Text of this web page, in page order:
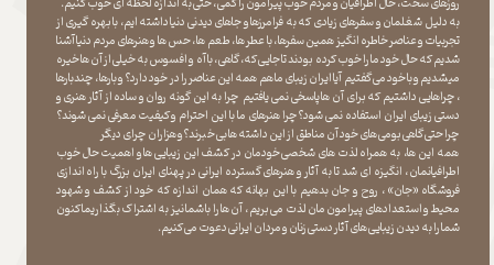
روزهای سخت ، حال اطرافیان و مردم خوب پیرامون را کمی ، حتی به اندازه لحظه ای خوب کنیم.
به دلیل شغلمان و سفرهای زیادی که به فرامرزها و جاهای دیدنی دنیا داشته ایم، با بهره گیری از
تجربیات و عناصر خاطره انگیز همین سفرها ، با عطر ها ، طعم ها ، حس ها و هنرهای مردم دنیا آشنا
شدیم که حال خود ما را خوب کرده بودند تا جایی که، گاهی ، با آه و افسوس به خیلی از آن ها خیره
میشدیم و با خود می گفتیم آیا ایران زیبای ما هم همه این عناصر را در خود دارد؟ و بارها ، چندبارها
، چراهایی داشتیم که برای آن ها پاسخی نمی یافتیم چرا به این گونه روان و ساده از آثار هنری و
دستی زیبای ایران استفاده نمی شود؟چرا هنرهای ما با این احترام و کیفیت معرفی نمی شوند؟
چرا حتی گاهی بومی های خود آن مناطق از این داشته ها بی خبرند؟و هزاران چرای دیگر
​​​​​​​ همه این ها، به همراه لذت های شخصی خودمان در کشف این زیبایی ها و اهمیت حال خوب
اطرافیانمان ، انگیزه ای شد تا به آثار و هنرهای گسترده ایرانی در پهنای ایران بزرگ با راه اندازی
فروشگاه «جان» ، روح و جان بدهیم با این بهانه که همان اندازه که خود از کشف و شهود
محیط و استعدادهای پیرامون مان لذت می بریم ، آن ها را با شما نیز به اشتراک بگذاریماکنون
شما را به دیدن زیبایی های آثار دستی زنان و مردان ایرانی دعوت می کنیم.